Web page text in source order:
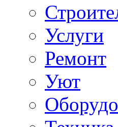
Услуги
Ремонт
Уют